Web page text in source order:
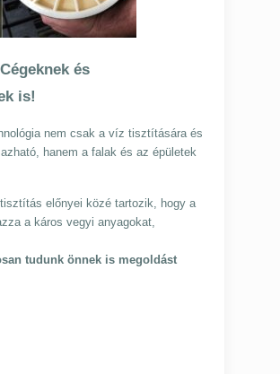
és
is!
nem csak a víz tisztítására és
hanem a falak és az épületek
előnyei közé tartozik, hogy a
a káros vegyi anyagokat,
tudunk önnek is megoldást